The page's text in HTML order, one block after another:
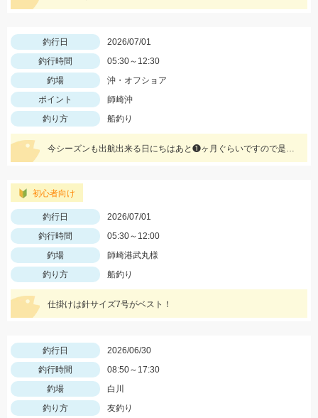
釣行日
2026/07/01
釣行時間
05:30～12:30
釣場
沖・オフショア
ポイント
師崎沖
釣り方
船釣り
今シーズンも出航出来る日にちはあと❶ヶ月ぐらいですので是非、お早目にッ(°▽°)
初心者向け
釣行日
2026/07/01
釣行時間
05:30～12:00
釣場
師崎港武丸様
釣り方
船釣り
仕掛けは針サイズ7号がベスト！
釣行日
2026/06/30
釣行時間
08:50～17:30
釣場
白川
釣り方
友釣り